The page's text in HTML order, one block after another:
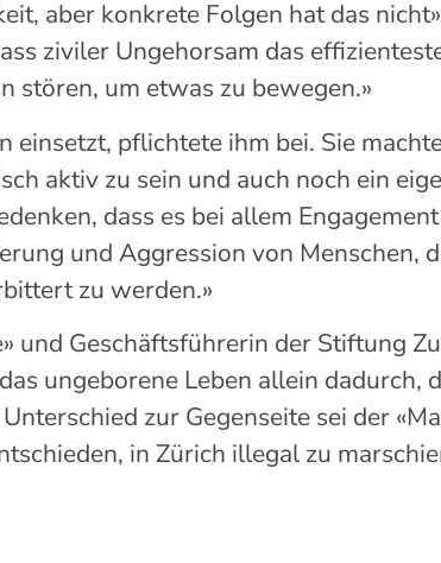
aber konkrete Folgen hat das
ziviler Ungehorsam das
stören, um etwas zu bewegen.»
einsetzt, pflichtete ihm bei. Sie
aktiv zu sein und auch noch ein
dass es bei allem
und Aggression von Menschen,
zu werden.»
» und Geschäftsführerin der Stiftung
ungeborene Leben allein dadurch,
zur Gegenseite sei der
in Zürich illegal zu